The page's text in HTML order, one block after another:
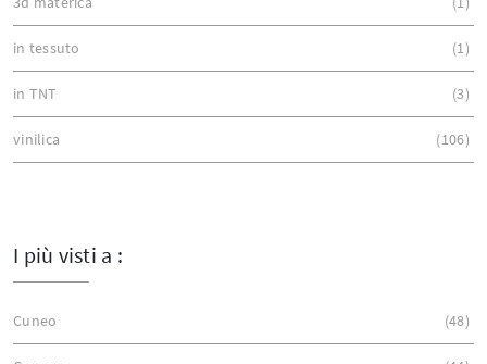
in tessuto 1
in TNT 3
vinilica 106
I più visti a :
Cuneo 48